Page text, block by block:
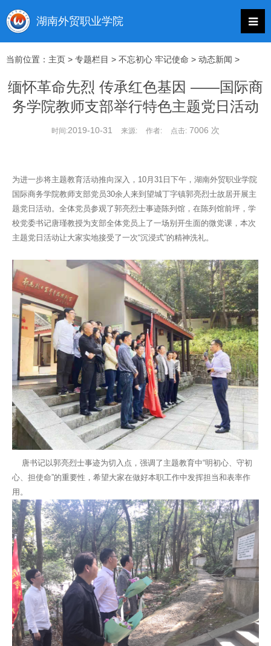
当前位置： 主页 > 专题栏目 > 不忘初心 牢记使命 > 动态新闻 >
缅怀革命先烈 传承红色基因 ——国际商
务学院教师支部举行特色主题党日活动
时间:2019-10-31 来源: 作者: 点击: 7006 次
为进一步将主题教育活动推向深入，10月31日下午，湖南外贸职业学院
国际商务学院教师支部党员30余人来到望城丁字镇郭亮烈士故居开展主
题党日活动。全体党员参观了郭亮烈士事迹陈列馆，在陈列馆前坪，学
校党委书记唐瑾教授为支部全体党员上了一场别开生面的微党课，本次
主题党日活动让大家实地接受了一次“沉浸式”的精神洗礼。
唐书记以郭亮烈士事迹为切入点，强调了主题教育中“明初心、守初
心、担使命”的重要性，希望大家在做好本职工作中发挥担当和表率作
用。